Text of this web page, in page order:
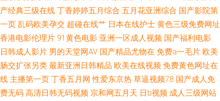
院x一分钟 婷婷五月天堂 97超碰日韩电影 国产精品多乙 欧美A网 伊人网av
成人在线观看网址 免费成人 伪娘互操 97韩亚洲 国产无线好看资源 欧洲传媒
AV网 中文字幕内射 超碰老湿机 老湿机福利区 午夜璐璐 爱豆传媒在线观看
产经典三级在线 丁香婷婷五月综合 五月花亚洲综合 国产影院第
一页 乱码欧美孕交 超碰在线艹 日本在线护士 黄色三级免费网址
香港电影伦理片 91黄色电影 亚洲一区成人视频 国产福利电影
日韩成人影片 男的天堂网AV 国产精品尤物在 免费a一毛片 欧美
肠交扩张另类 最新亚洲日韩精品 欧美在线视频 免费黄色网址在
线 主播第一页 丁香五月网 性爱东京热 草逼视频78 国产成人免
费无码 高清日韩无码视频 宗和网五月天 日b视频 成人三级网站